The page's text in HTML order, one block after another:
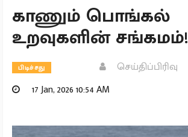
காணும் பொங்கல்
உறவுகளின் சங்கமம்!
பிடிச்சது
செய்திப்பிரிவு
17 Jan, 2026 10:54 AM